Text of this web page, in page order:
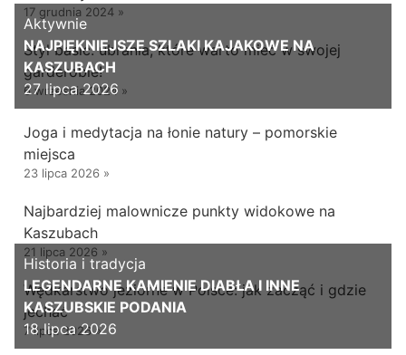
17 grudnia 2024 »
Styl basic: ubrania, które warto mieć w swojej
garderobie!
6 września 2024 »
Aktywnie
NAJPIĘKNIEJSZE SZLAKI KAJAKOWE NA
KASZUBACH
27 lipca 2026
Joga i medytacja na łonie natury – pomorskie
miejsca
23 lipca 2026 »
Najbardziej malownicze punkty widokowe na
Kaszubach
21 lipca 2026 »
Wędkarstwo jeziorne w Polsce: jak zacząć i gdzie
jechać
7 lipca 2026 »
Historia i tradycja
LEGENDARNE KAMIENIE DIABŁA I INNE
KASZUBSKIE PODANIA
18 lipca 2026